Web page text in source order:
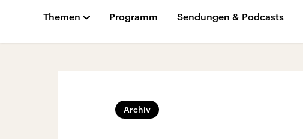
Themen Programm Sendungen & Podcasts
Archiv